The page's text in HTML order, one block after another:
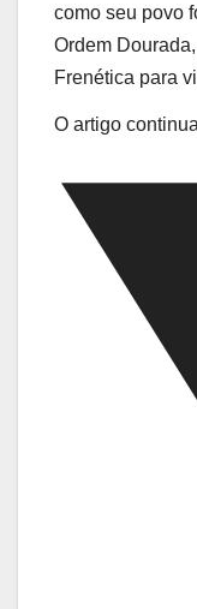
como seu povo
Ordem
Frenética para
O artigo